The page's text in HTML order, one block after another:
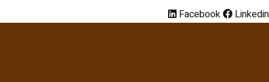
Facebook
Linkedin